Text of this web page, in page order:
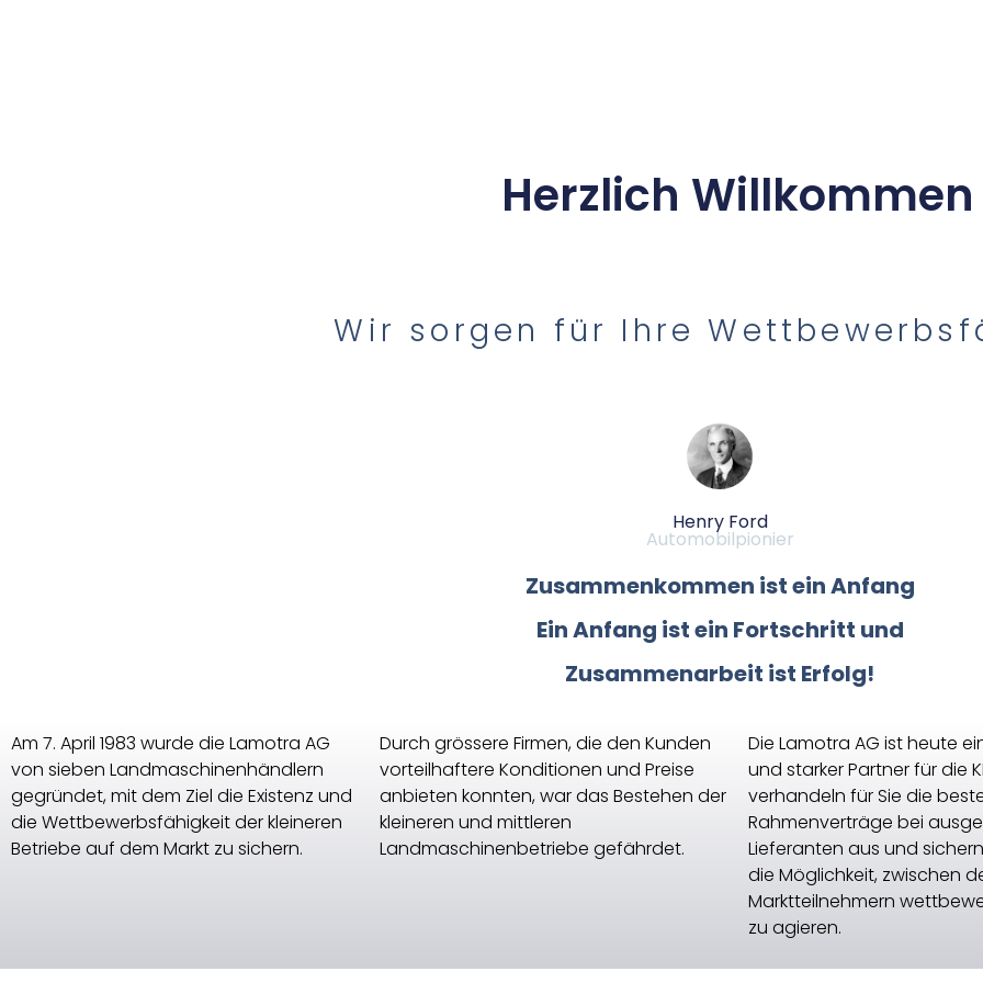
Herzlich Willkommen
Wir sorgen für Ihre
Henry Ford
Automobilpionier
Zusammenkommen ist ein Anfang
Ein Anfang ist ein Fortschritt und
Zusammenarbeit ist Erfolg!
Am 7. April 1983 wurde die Lamotra AG
von sieben Landmaschinenhändlern
gegründet, mit dem Ziel die Existenz und
die Wettbewerbsfähigkeit der kleineren
Betriebe auf dem Markt zu sichern.
Durch grössere Firmen, die den Kunden
vorteilhaftere Konditionen und Preise
anbieten konnten, war das Bestehen der
kleineren und mittleren
Landmaschinenbetriebe gefährdet.
Die Lamotra AG ist heute
und starker Partner für die
verhandeln für Sie die
Rahmenverträge bei
Lieferanten aus und
die Möglichkeit, zwischen
Marktteilnehmern
zu agieren.